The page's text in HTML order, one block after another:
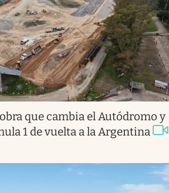
que cambia el Autódromo y
1 de vuelta a la Argentina